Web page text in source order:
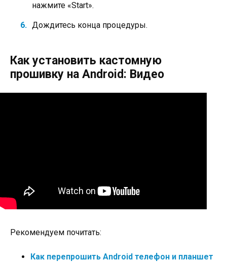
нажмите «Start».
Дождитесь конца процедуры.
Как установить кастомную
прошивку на Android: Видео
Рекомендуем почитать:
Как перепрошить Android телефон и планшет